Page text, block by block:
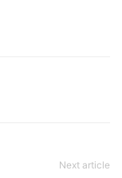
Next article